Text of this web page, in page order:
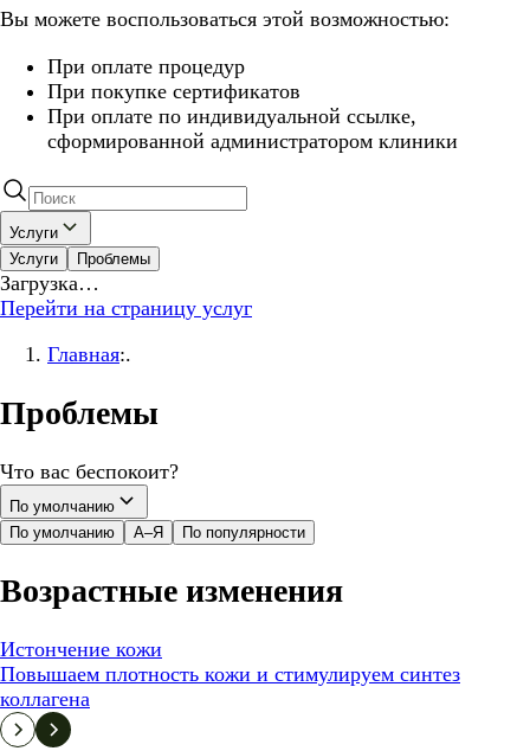
Вы можете воспользоваться этой возможностью:
При оплате процедур
При покупке сертификатов
При оплате по индивидуальной ссылке,
сформированной администратором клиники
Услуги
Услуги
Проблемы
Загрузка…
Перейти на страницу услуг
Главная:.
Проблемы
Что вас беспокоит?
По умолчанию
По умолчанию
А–Я По популярности
Возрастные изменения
Истончение кожи
Повышаем плотность кожи и стимулируем синтез
коллагена